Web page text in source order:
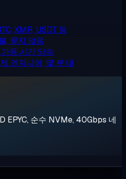
XMR, USDT 등
, 묻지 않음
가동 시간 약속
엔지니어, 몇 분 내
EPYC, 순수 NVMe, 40Gbps 네